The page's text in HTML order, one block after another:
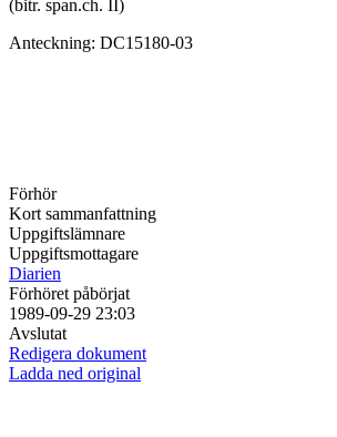
(bitr. span.ch. II)
Anteckning: DC15180-03
Förhör
Kort sammanfattning
Uppgiftslämnare
Uppgiftsmottagare
Diarien
Förhöret påbörjat
1989-09-29 23:03
Avslutat
Redigera dokument
Ladda ned original